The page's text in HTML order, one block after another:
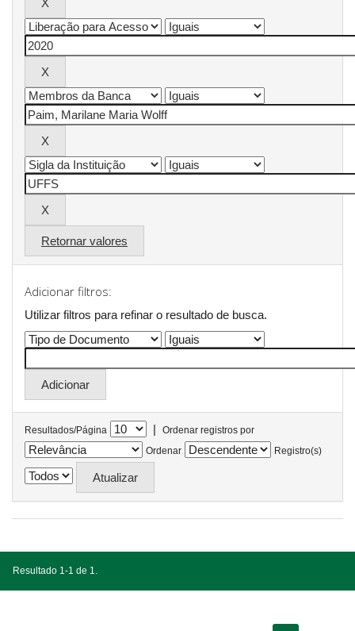
Retornar valores
Adicionar filtros:
Utilizar filtros para refinar o resultado de busca.
Resultados/Página |
Ordenar registros por
Ordenar
Registro(s)
Resultado 1-1 de 1.